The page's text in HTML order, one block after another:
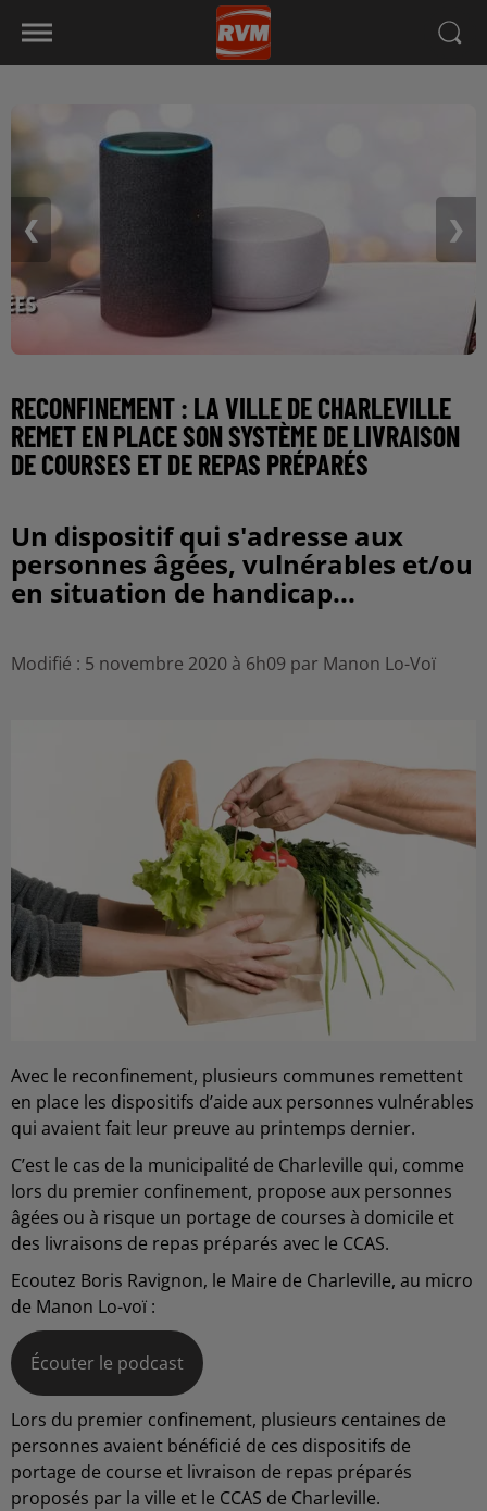
❮ ❯
RECONFINEMENT : LA VILLE DE CHARLEVILLE
REMET EN PLACE SON SYSTÈME DE LIVRAISON
DE COURSES ET DE REPAS PRÉPARÉS
Un dispositif qui s'adresse aux
personnes âgées, vulnérables et/ou
en situation de handicap...
Modifié : 5 novembre 2020 à 6h09 par Manon Lo-Voï
Avec le reconfinement, plusieurs communes remettent
en place les dispositifs d’aide aux personnes vulnérables
qui avaient fait leur preuve au printemps dernier.
C’est le cas de la municipalité de Charleville qui, comme
lors du premier confinement, propose aux personnes
âgées ou à risque un portage de courses à domicile et
des livraisons de repas préparés avec le CCAS.
Ecoutez Boris Ravignon, le Maire de Charleville, au micro
de Manon Lo-voï :
Écouter le podcast
Lors du premier confinement, plusieurs centaines de
personnes avaient bénéficié de ces dispositifs de
portage de course et livraison de repas préparés
proposés par la ville et le CCAS de Charleville.